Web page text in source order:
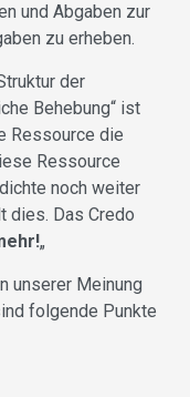
und Abgaben zur
zu erheben.
der
Behebung“ ist
Ressource die
Ressource
noch weiter
dies. Das Credo
„
unserer Meinung
folgende Punkte